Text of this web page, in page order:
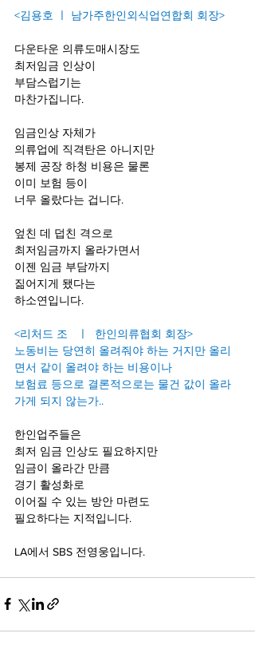
<김용호 ㅣ 남가주한인외식업연합회 회장>
다운타운 의류도매시장도
최저임금 인상이
부담스럽기는
마찬가집니다.
임금인상 자체가
의류업에 직격탄은 아니지만
봉제 공장 하청 비용은 물론
이미 보험 등이
너무 올랐다는 겁니다.
엎친 데 덥친 격으로
최저임금까지 올라가면서
이젠 임금 부담까지
짊어지게 됐다는
하소연입니다.
<리처드 조   ㅣ  한인의류협회 회장>
노동비는 당연히 올려줘야 하는 거지만 올리
면서 같이 올려야 하는 비용이나
보험료 등으로 결론적으로는 물건 값이 올라
가게 되지 않는가..
한인업주들은
최저 임금 인상도 필요하지만
임금이 올라간 만큼
경기 활성화로
이어질 수 있는 방안 마련도
필요하다는 지적입니다.
LA에서 SBS 전영웅입니다.